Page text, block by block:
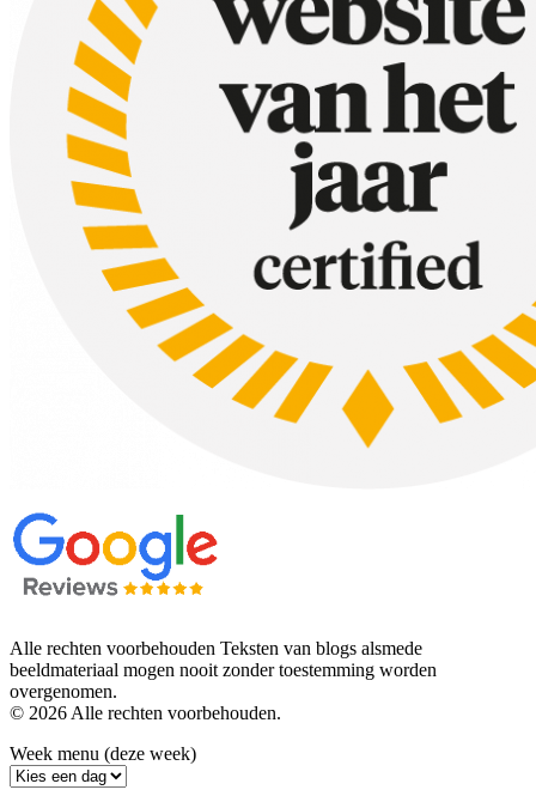
Alle rechten voorbehouden Teksten van blogs alsmede
beeldmateriaal mogen nooit zonder toestemming worden
overgenomen.
© 2026 Alle rechten voorbehouden.
Week menu (deze week)